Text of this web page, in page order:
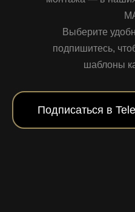
Выберите
подпишитесь,
шаблоны
Подписаться в